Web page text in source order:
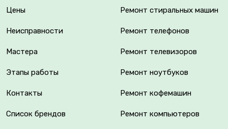
Цены
Неисправности
Мастера
Этапы работы
Контакты
Список брендов
Ремонт стиральных машин
Ремонт телефонов
Ремонт телевизоров
Ремонт ноутбуков
Ремонт кофемашин
Ремонт компьютеров